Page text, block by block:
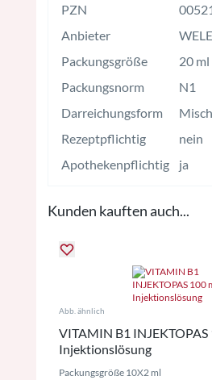
PZN
Anbieter
Packungsgröße
20 ml
Packungsnorm
N1
Darreichungsform
Rezeptpflichtig
nein
Apothekenpflichtig
ja
Kunden kauften auch...
Abb. ähnlich
VITAMIN B1 INJEKTOPAS
Injektionslösung
Packungsgröße 10X2 ml